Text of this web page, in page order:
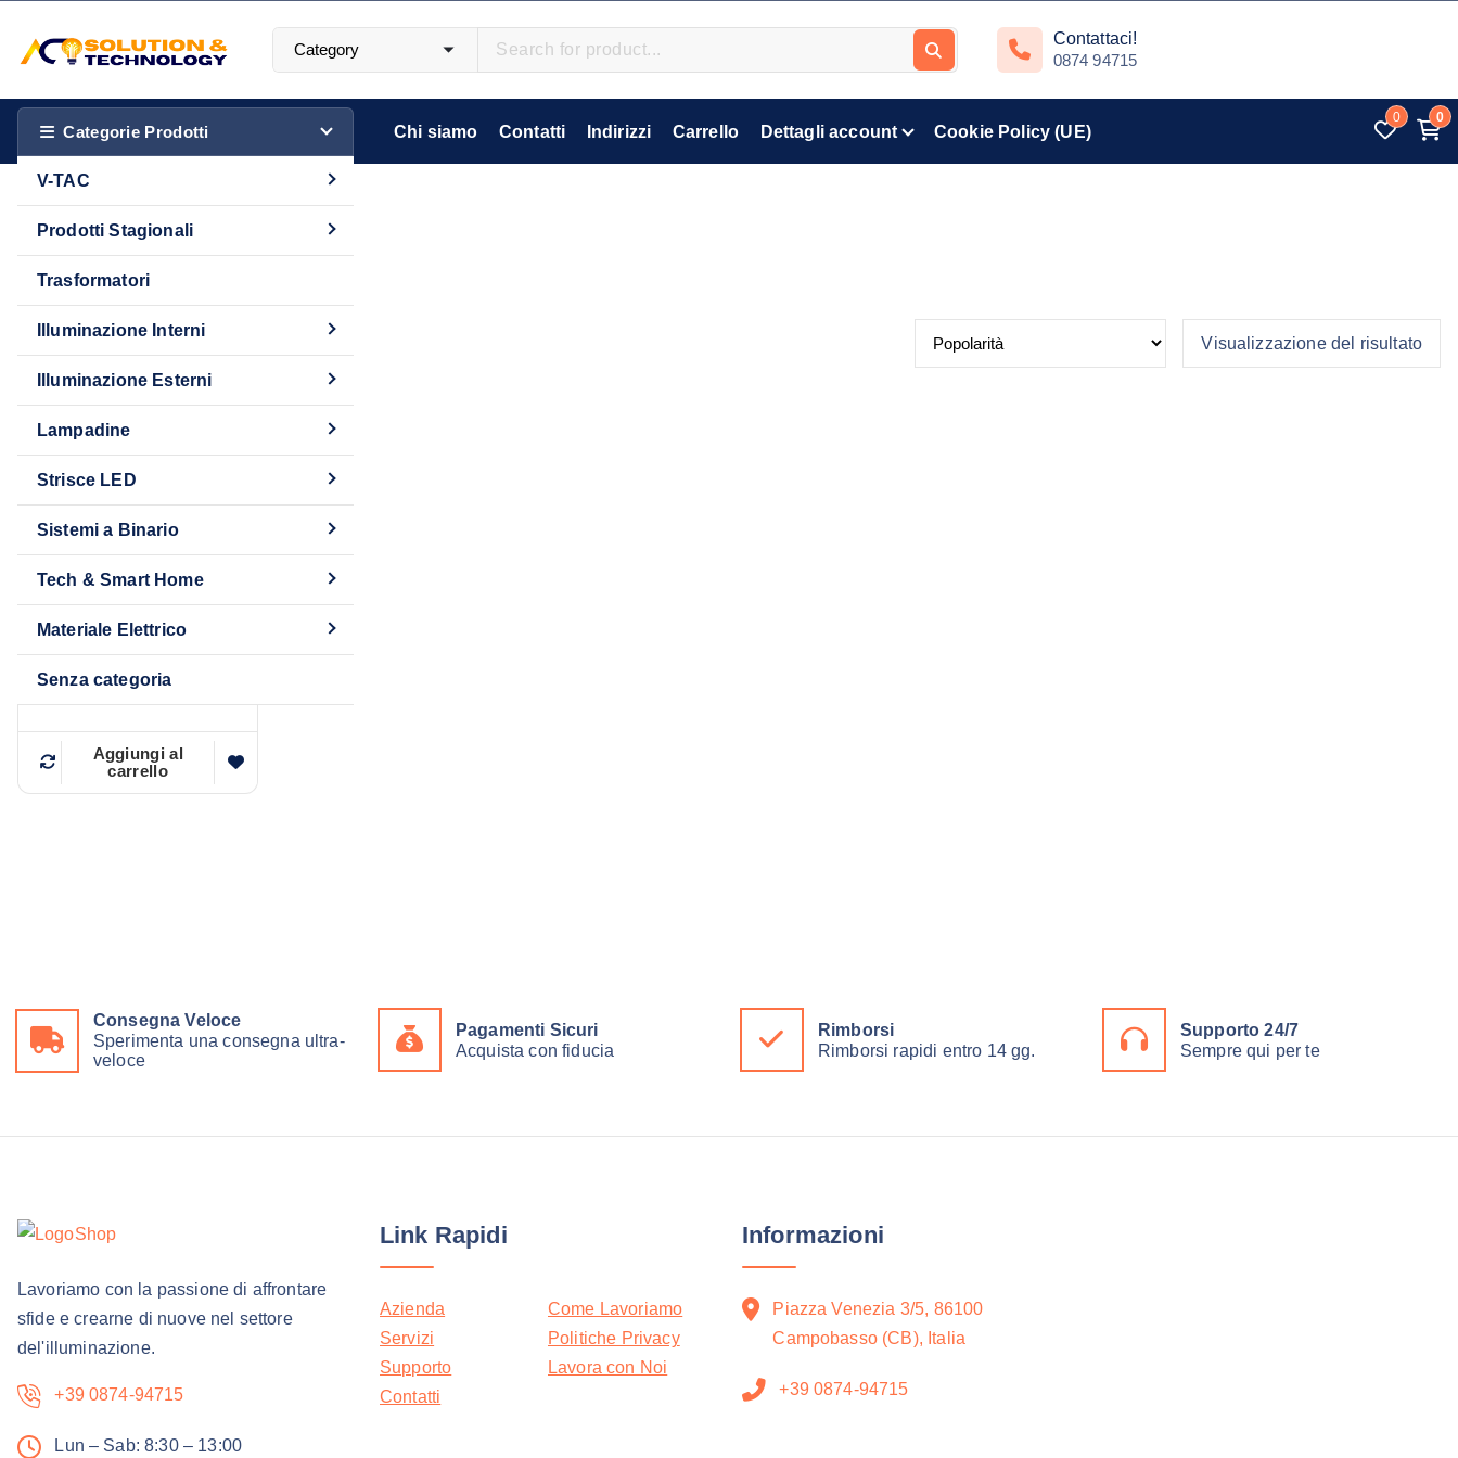
t
a
Contattaci!
0874 94715
Categorie Prodotti
V-TAC
Prodotti Stagionali
Trasformatori
Illuminazione Interni
Illuminazione Esterni
Lampadine
Strisce LED
Sistemi a Binario
Tech & Smart Home
Materiale Elettrico
Senza categoria
Chi siamo Contatti Indirizzi Carrello Dettagli account Cookie Policy (UE)
0 0
rgbcct
Visualizzazione del risultato
Controller LED 5 in 1
Aggiungi al
carrello
Consegna Veloce
Sperimenta una consegna ultra-
veloce
Pagamenti Sicuri
Acquista con fiducia
Rimborsi
Rimborsi rapidi entro 14 gg.
Supporto 24/7
Sempre qui per te
Lavoriamo con la passione di affrontare
sfide e crearne di nuove nel settore
del'illuminazione.
+39 0874-94715
Lun – Sab: 8:30 – 13:00
Link Rapidi
Azienda
Come Lavoriamo
Servizi
Politiche Privacy
Supporto
Lavora con Noi
Contatti
Informazioni
Piazza Venezia 3/5, 86100
Campobasso (CB), Italia
+39 0874-94715